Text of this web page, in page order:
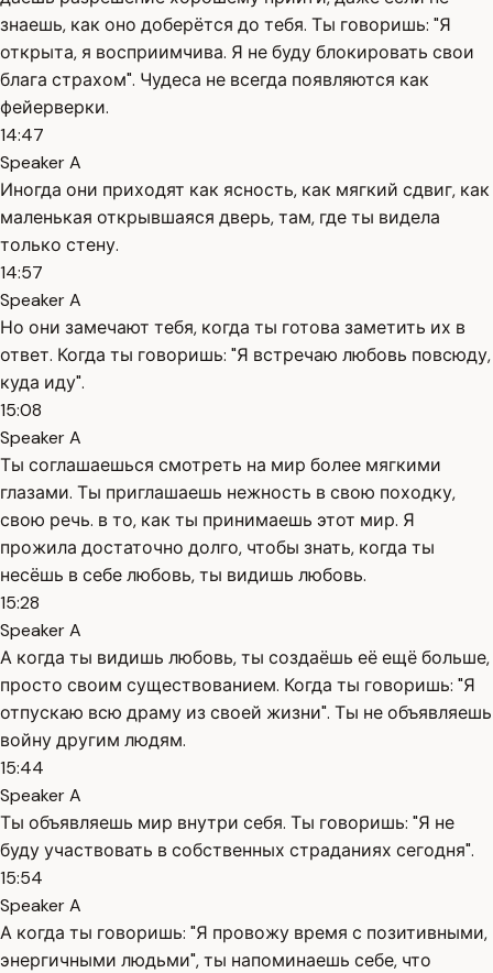
знаешь, как оно доберётся до тебя. Ты говоришь: "Я
открыта, я восприимчива. Я не буду блокировать свои
блага страхом". Чудеса не всегда появляются как
фейерверки.
14:47
Speaker A
Иногда они приходят как ясность, как мягкий сдвиг, как
маленькая открывшаяся дверь, там, где ты видела
только стену.
14:57
Speaker A
Но они замечают тебя, когда ты готова заметить их в
ответ. Когда ты говоришь: "Я встречаю любовь повсюду,
куда иду".
15:08
Speaker A
Ты соглашаешься смотреть на мир более мягкими
глазами. Ты приглашаешь нежность в свою походку,
свою речь. в то, как ты принимаешь этот мир. Я
прожила достаточно долго, чтобы знать, когда ты
несёшь в себе любовь, ты видишь любовь.
15:28
Speaker A
А когда ты видишь любовь, ты создаёшь её ещё больше,
просто своим существованием. Когда ты говоришь: "Я
отпускаю всю драму из своей жизни". Ты не объявляешь
войну другим людям.
15:44
Speaker A
Ты объявляешь мир внутри себя. Ты говоришь: "Я не
буду участвовать в собственных страданиях сегодня".
15:54
Speaker A
А когда ты говоришь: "Я провожу время с позитивными,
энергичными людьми", ты напоминаешь себе, что